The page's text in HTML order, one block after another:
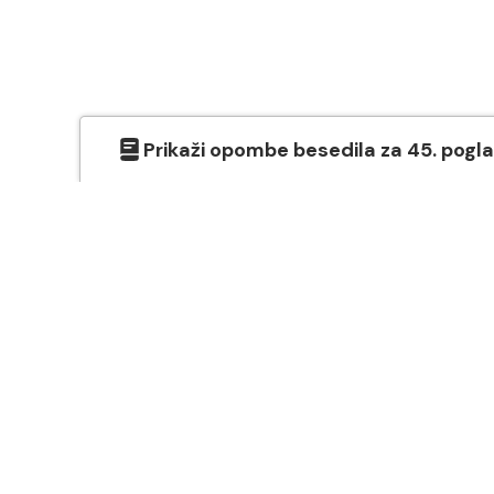
Prikaži opombe besedila za 45.